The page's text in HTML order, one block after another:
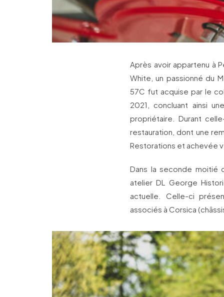
Après avoir appartenu à
White, un passionné du
57C fut acquise par le
2021, concluant ainsi
propriétaire. Durant
restauration, dont une
Restorations et achevée
Dans la seconde moitié
atelier DL George
actuelle. Celle-ci
associés à Corsica